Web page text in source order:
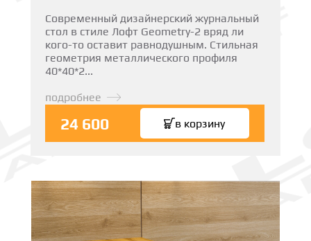
Современный дизайнерский журнальный
стол в стиле Лофт Geometry-2 вряд ли
кого-то оставит равнодушным. Стильная
геометрия металлического профиля
40*40*2...
подробнее
24 600 в корзину